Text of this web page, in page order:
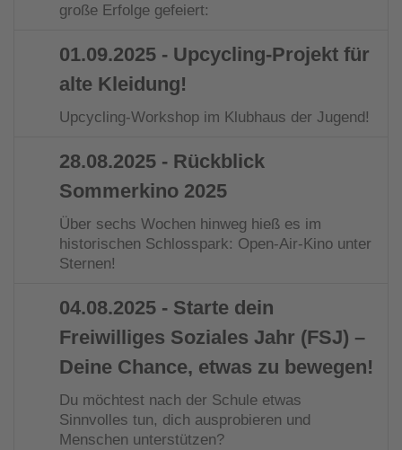
große Erfolge gefeiert:
01.09.2025 - Upcycling-Projekt für
alte Kleidung!
Upcycling-Workshop im Klubhaus der Jugend!
28.08.2025 - Rückblick
Sommerkino 2025
Über sechs Wochen hinweg hieß es im
historischen Schlosspark: Open-Air-Kino unter
Sternen!
04.08.2025 - Starte dein
Freiwilliges Soziales Jahr (FSJ) –
Deine Chance, etwas zu bewegen!
Du möchtest nach der Schule etwas
Sinnvolles tun, dich ausprobieren und
Menschen unterstützen?